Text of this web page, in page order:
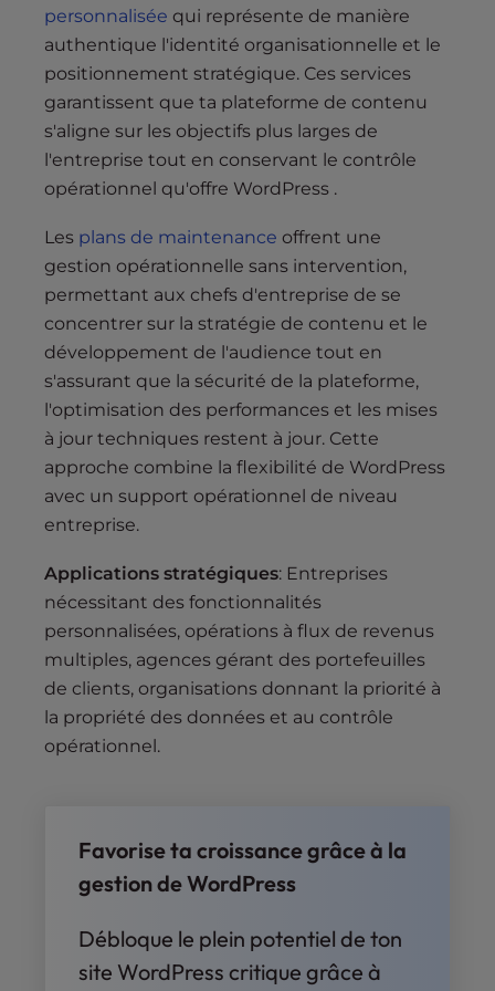
personnalisée qui représente de manière
authentique l'identité organisationnelle et le
positionnement stratégique. Ces services
garantissent que ta plateforme de contenu
s'aligne sur les objectifs plus larges de
l'entreprise tout en conservant le contrôle
opérationnel qu'offre WordPress .
Les plans de maintenance offrent une
gestion opérationnelle sans intervention,
permettant aux chefs d'entreprise de se
concentrer sur la stratégie de contenu et le
développement de l'audience tout en
s'assurant que la sécurité de la plateforme,
l'optimisation des performances et les mises
à jour techniques restent à jour. Cette
approche combine la flexibilité de WordPress
avec un support opérationnel de niveau
entreprise.
Applications stratégiques: Entreprises
nécessitant des fonctionnalités
personnalisées, opérations à flux de revenus
multiples, agences gérant des portefeuilles
de clients, organisations donnant la priorité à
la propriété des données et au contrôle
opérationnel.
Favorise ta croissance grâce à la
gestion de WordPress
Débloque le plein potentiel de ton
site WordPress critique grâce à